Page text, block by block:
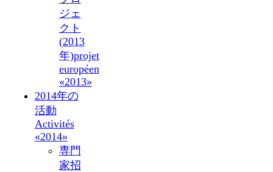
ジェ
クト
(2013
年)projet
européen
«2013»
2014年の
活動
Activités
«2014»
専門
家招